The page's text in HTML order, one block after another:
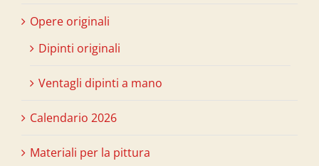
Opere originali
Dipinti originali
Ventagli dipinti a mano
Calendario 2026
Materiali per la pittura